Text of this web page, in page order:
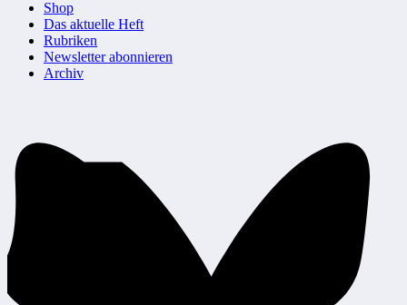
Shop
Das aktuelle Heft
Rubriken
Newsletter abonnieren
Archiv